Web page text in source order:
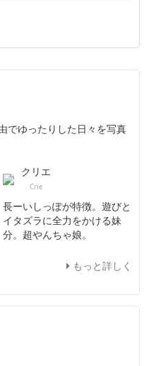
でゆったりした日々を写真
クリエ
Crie
長ーいしっぽが特徴。遊びと
イタズラに全力をかける妹
分。超やんちゃ娘。
もっと詳しく